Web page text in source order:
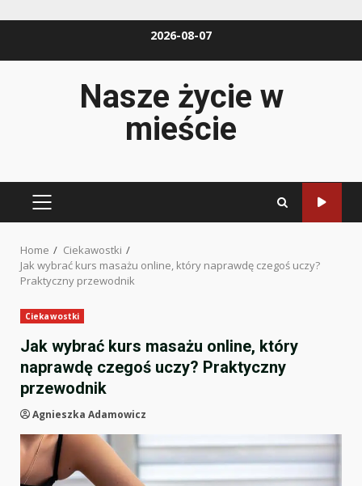
2026-08-07
Nasze życie w
mieście
PRIMARY
Home
Ciekawostki
Jak wybrać kurs masażu online, który naprawdę czegoś uczy?
Praktyczny przewodnik
Ciekawostki
Jak wybrać kurs masażu online, który
naprawdę czegoś uczy? Praktyczny
przewodnik
Agnieszka Adamowicz